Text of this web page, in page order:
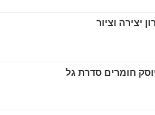
יצירה וציור
חומרים סדרת גל